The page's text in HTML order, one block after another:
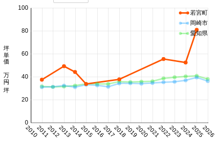
20102011201220132014201520162017201820192020202120222023202420252026
0
20
40
60
80
100
坪単価 万円/坪
若宮町
岡崎市
愛知県